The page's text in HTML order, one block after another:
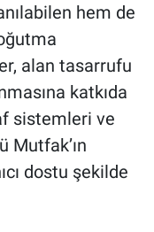
hem de
alan tasarrufu
katkıda
sistemleri ve
Mutfak’ın
dostu şekilde